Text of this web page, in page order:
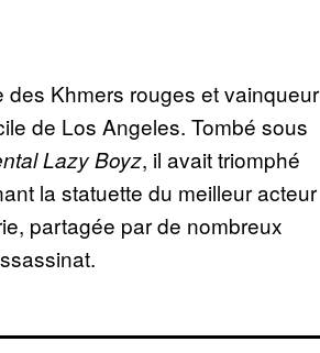
des Khmers rouges et vainqueur
de Los Angeles. Tombé sous
Lazy Boyz, il avait triomphé
la statuette du meilleur acteur
partagée par de nombreux